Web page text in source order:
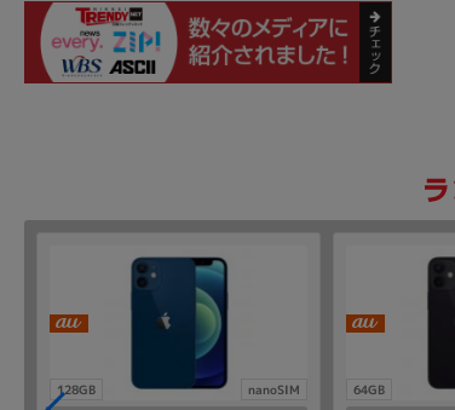
128GB nanoSIM 64GB